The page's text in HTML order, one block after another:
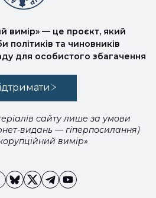
вимір» — це проєкт, який
політиків та чиновників
для особистого збагачення
сайту лише за умови
видань — гіперпосилання)
вимір»